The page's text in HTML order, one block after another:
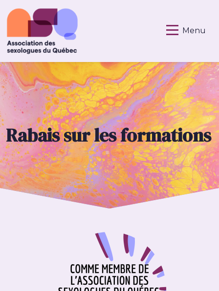
Menu
Rabais sur les formations